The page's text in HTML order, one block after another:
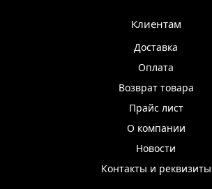
Клиентам
Доставка
Оплата
Возврат товара
Прайс лист
О компании
Новости
Контакты и реквизиты